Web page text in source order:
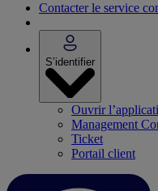
Contacter le service
S’identifier
Ouvrir
Management
Ticket
Portail client